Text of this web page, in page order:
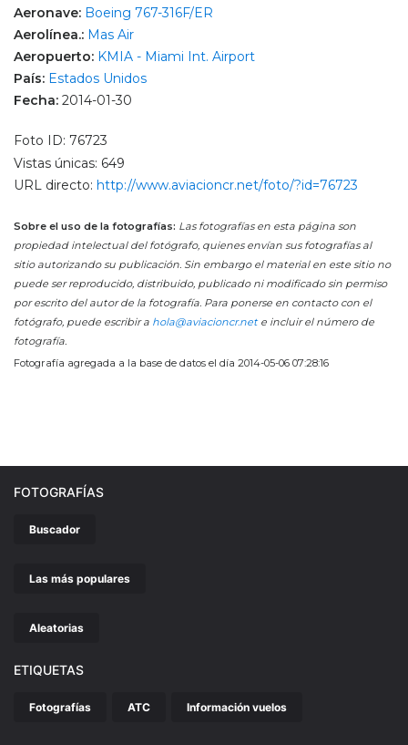
Aeronave: Boeing 767-316F/ER
Aerolínea.: Mas Air
Aeropuerto: KMIA - Miami Int. Airport
País: Estados Unidos
Fecha: 2014-01-30
Foto ID: 76723
Vistas únicas: 649
URL directo: http://www.aviacioncr.net/foto/?id=76723
Sobre el uso de la fotografías: Las fotografías en esta página son
propiedad intelectual del fotógrafo, quienes envían sus fotografías al
sitio autorizando su publicación. Sin embargo el material en este sitio no
puede ser reproducido, distribuido, publicado ni modificado sin permiso
por escrito del autor de la fotografía. Para ponerse en contacto con el
fotógrafo, puede escribir a hola@aviacioncr.nete incluir el número de
fotografía.
Fotografía agregada a la base de datos el día 2014-05-06 07:28:16
FOTOGRAFÍAS
Buscador
Las más populares
Aleatorias
ETIQUETAS
Fotografías ATC Información vuelos